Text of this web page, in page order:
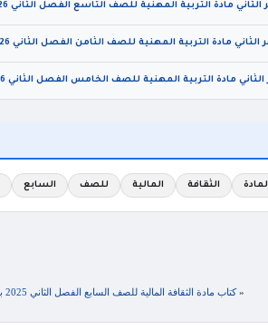
لمادة الثقافة المالية للصف السابع
«كتاب مادة الثقافة المالية للصف السابع الفصل الثاني 2025 بصيغة pdf المنهاج الاردني